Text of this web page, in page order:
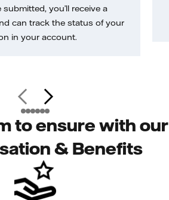
you’ll receive a
can track the status of your
in your account.
to ensure with our
& Benefits